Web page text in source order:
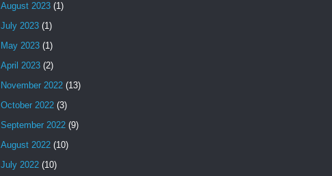
August 2023 (1)
July 2023 (1)
May 2023 (1)
April 2023 (2)
November 2022 (13)
October 2022 (3)
September 2022 (9)
August 2022 (10)
July 2022 (10)